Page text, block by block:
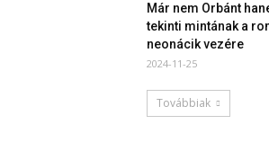
Már nem Orbánt
tekinti mintának a
neonácik vezére
2024-11-25
Továbbiak